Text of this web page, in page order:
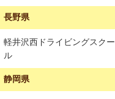
長野県
軽井沢西ドライビングスクー
ル
静岡県